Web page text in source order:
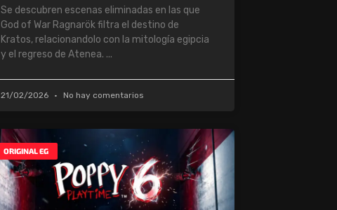
Se descubren escenas eliminadas en las que
God of War Ragnarök filtra el destino de
Kratos, relacionandolo con la mitología egipcia
y el regreso de Atenea.
21/02/2026 No hay comentarios
ORIGINAL EG